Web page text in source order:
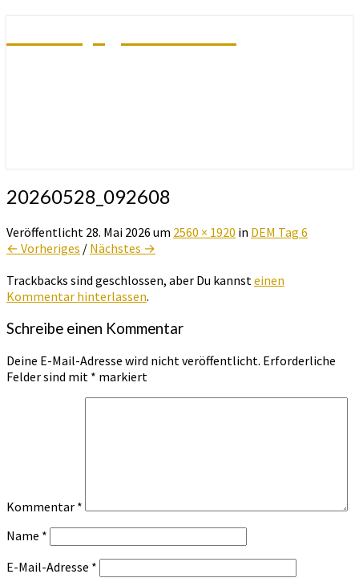
20260528_092608
Veröffentlicht 28. Mai 2026 um 2560 × 1920 in DEM Tag 6
← Vorheriges / Nächstes →
Trackbacks sind geschlossen, aber Du kannsteinen
Kommentar hinterlassen.
Schreibe einen Kommentar
Deine E-Mail-Adresse wird nicht veröffentlicht. Erforderliche
Felder sind mit * markiert
Kommentar *
Name *
E-Mail-Adresse *